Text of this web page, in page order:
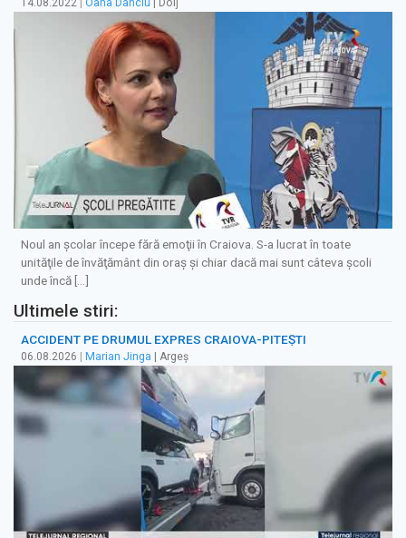
14.08.2022 Oana Danciu | Dolj
Noul an şcolar începe fără emoţii în Craiova. S-a lucrat în toate
unităţile de învăţământ din oraş şi chiar dacă mai sunt câteva şcoli
unde încă […]
Ultimele stiri:
ACCIDENT PE DRUMUL EXPRES CRAIOVA-PITEȘTI
06.08.2026 Marian Jinga | Argeș